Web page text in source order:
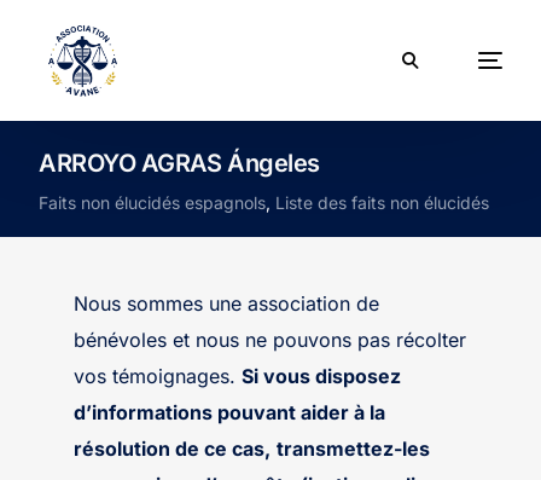
ARROYO AGRAS Ángeles
Faits non élucidés espagnols, Liste des faits non élucidés
Nous sommes une association de
bénévoles et nous ne pouvons pas récolter
vos témoignages. Si vous disposez
d’informations pouvant aider à la
résolution de ce cas, transmettez-les